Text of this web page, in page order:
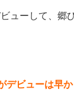
ューして、郷
デビューは早